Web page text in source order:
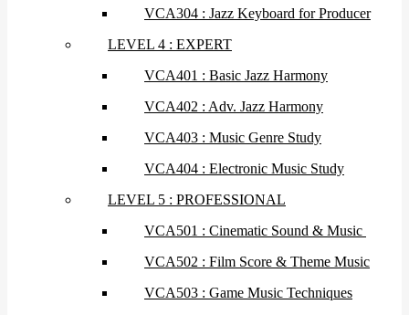
VCA304 : Jazz Keyboard for Producer
LEVEL 4 : EXPERT
VCA401 : Basic Jazz Harmony
VCA402 : Adv. Jazz Harmony
VCA403 : Music Genre Study
VCA404 : Electronic Music Study
LEVEL 5 : PROFESSIONAL
VCA501 : Cinematic Sound & Music
VCA502 : Film Score & Theme Music
VCA503 : Game Music Techniques